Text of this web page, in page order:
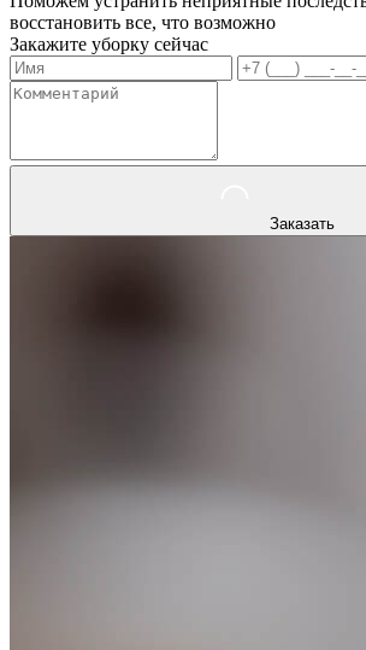
восстановить все, что возможно
Закажите уборку сейчас
Заказать